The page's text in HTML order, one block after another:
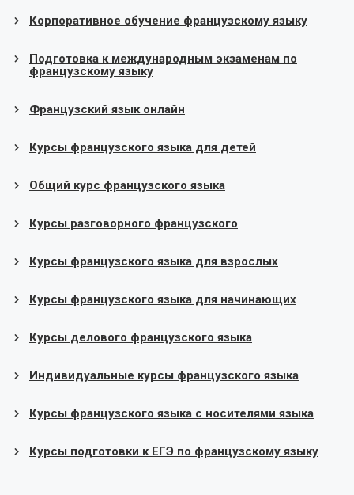
Корпоративное обучение французскому языку
Подготовка к международным экзаменам по
французскому языку
Французский язык онлайн
Курсы французского языка для детей
Общий курс французского языка
Курсы разговорного французского
Курсы французского языка для взрослых
Курсы французского языка для начинающих
Курсы делового французского языка
Индивидуальные курсы французского языка
Курсы французского языка с носителями языка
Курсы подготовки к ЕГЭ по французскому языку